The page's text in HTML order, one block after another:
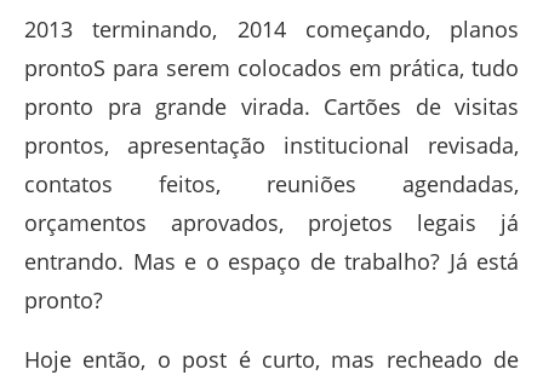
2013 terminando, 2014 começando, planos
prontoS para serem colocados em prática, tudo
pronto pra grande virada. Cartões de visitas
prontos, apresentação institucional revisada,
contatos feitos, reuniões agendadas,
orçamentos aprovados, projetos legais já
entrando. Mas e o espaço de trabalho? Já está
pronto?
Hoje então, o post é curto, mas recheado de